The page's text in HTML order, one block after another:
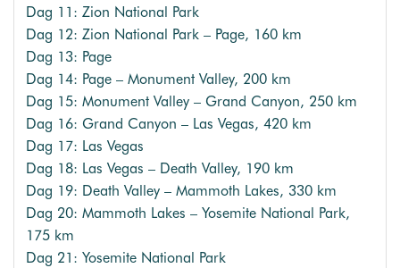
Dag 11: Zion National Park
Dag 12: Zion National Park – Page, 160 km
Dag 13: Page
Dag 14: Page – Monument Valley, 200 km
Dag 15: Monument Valley – Grand Canyon, 250 km
Dag 16: Grand Canyon – Las Vegas, 420 km
Dag 17: Las Vegas
Dag 18: Las Vegas – Death Valley, 190 km
Dag 19: Death Valley – Mammoth Lakes, 330 km
Dag 20: Mammoth Lakes – Yosemite National Park,
175 km
Dag 21: Yosemite National Park